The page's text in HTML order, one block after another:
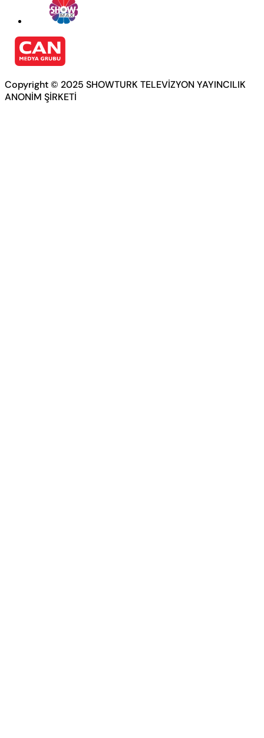
Copyright © 2025 SHOWTURK TELEVİZYON YAYINCILIK
ANONİM ŞİRKETİ